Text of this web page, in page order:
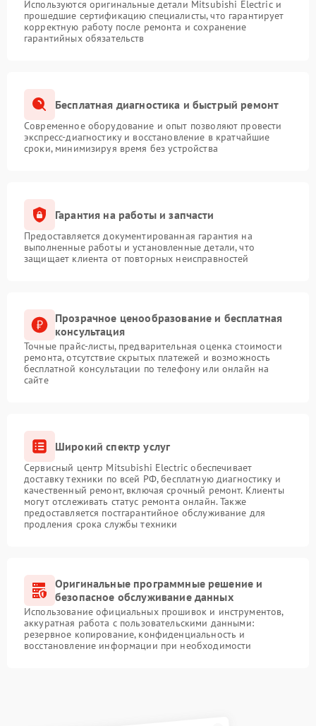
Используются оригинальные детали Mitsubishi Electric и
прошедшие сертификацию специалисты, что гарантирует
корректную работу после ремонта и сохранение
гарантийных обязательств
Бесплатная диагностика и быстрый ремонт
Современное оборудование и опыт позволяют провести
экспресс-диагностику и восстановление в кратчайшие
сроки, минимизируя время без устройства
Гарантия на работы и запчасти
Предоставляется документированная гарантия на
выполненные работы и установленные детали, что
защищает клиента от повторных неисправностей
Прозрачное ценообразование и бесплатная
консультация
Точные прайс-листы, предварительная оценка стоимости
ремонта, отсутствие скрытых платежей и возможность
бесплатной консультации по телефону или онлайн на
сайте
Широкий спектр услуг
Сервисный центр Mitsubishi Electric обеспечивает
доставку техники по всей РФ, бесплатную диагностику и
качественный ремонт, включая срочный ремонт. Клиенты
могут отслеживать статус ремонта онлайн. Также
предоставляется постгарантийное обслуживание для
продления срока службы техники
Оригинальные программные решение и
безопасное обслуживание данных
Использование официальных прошивок и инструментов,
аккуратная работа с пользовательскими данными:
резервное копирование, конфиденциальность и
восстановление информации при необходимости